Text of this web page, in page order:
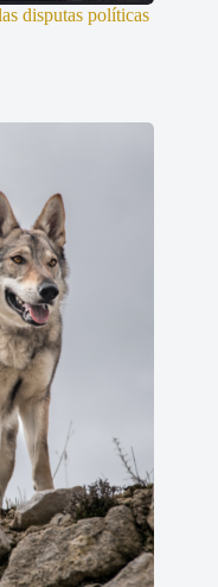
disputas políticas